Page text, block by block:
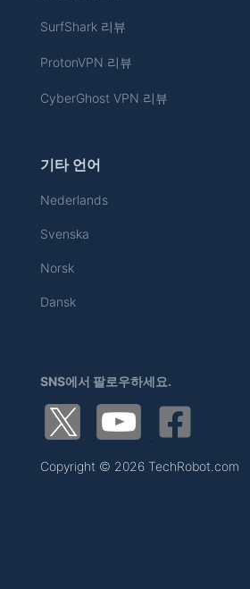
SurfShark 리뷰
ProtonVPN 리뷰
CyberGhost VPN 리뷰
기타 언어
Nederlands
Svenska
Norsk
Dansk
SNS에서 팔로우하세요.
Copyright © 2026 TechRobot.com